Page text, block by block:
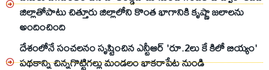
జిల్లాతోపాటు చిత్తూరు జిల్లాలోని కొంత భాగానికి కృష్ణా జలాలను
అందించింది
దేశంలోనే సంచలనం సృష్టించిన ఎన్టీఆర్ 'రూ.2లు కే కిలో బియ్యం'
పథకాన్ని చిన్నగొట్టిగల్లు మండలం భాకరాపేట నుండి